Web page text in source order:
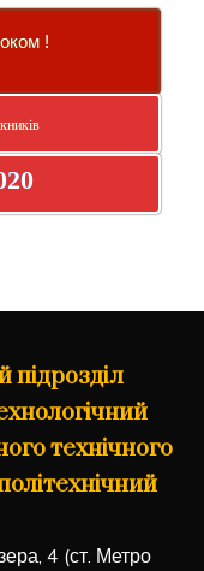
!
технічного
4 (ст. Метро